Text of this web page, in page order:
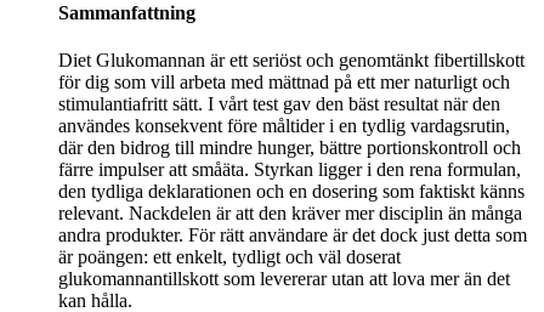
Sammanfattning
Diet Glukomannan är ett seriöst och genomtänkt fibertillskott
för dig som vill arbeta med mättnad på ett mer naturligt och
stimulantiafritt sätt. I vårt test gav den bäst resultat när den
användes konsekvent före måltider i en tydlig vardagsrutin,
där den bidrog till mindre hunger, bättre portionskontroll och
färre impulser att småäta. Styrkan ligger i den rena formulan,
den tydliga deklarationen och en dosering som faktiskt känns
relevant. Nackdelen är att den kräver mer disciplin än många
andra produkter. För rätt användare är det dock just detta som
är poängen: ett enkelt, tydligt och väl doserat
glukomannantillskott som levererar utan att lova mer än det
kan hålla.